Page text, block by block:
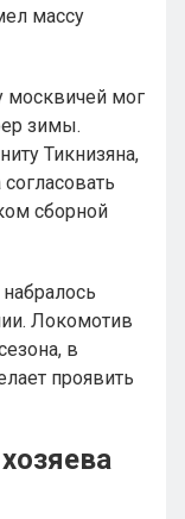
массу
москвичей мог
зимы.
Тикнизяна,
сборной
Локомотив
в
проявить